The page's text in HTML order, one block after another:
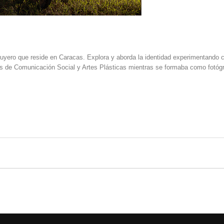
que reside en Caracas. Explora y aborda la identidad experimentando
Comunicación Social y Artes Plásticas mientras se formaba como